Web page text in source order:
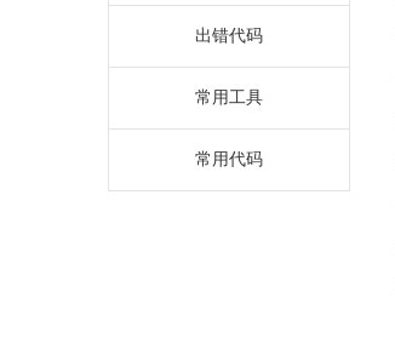
出错代码
常用工具
常用代码